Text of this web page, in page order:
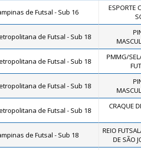
de Futsal - Sub 16
ESPORTE
de Futsal - Sub 18
de Futsal - Sub 18
PMMG/
de Futsal - Sub 18
de Futsal - Sub 18 CRAQUE
de Futsal - Sub 18
REIO
DE SÃO